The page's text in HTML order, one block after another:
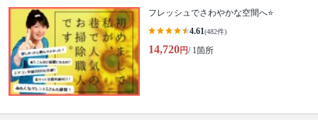
フレッシュでさわやかな空間へ⭐️
4.61(482件)
14,720円/ 1箇所